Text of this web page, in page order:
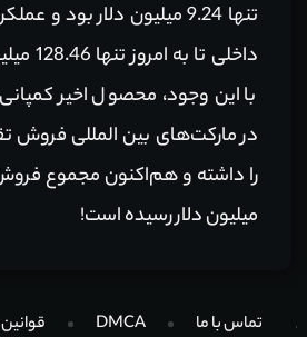
تنها 9.24 میلیون دلار بود و
داخلی
با این وجود، محصول اخیر
در مارکت‌های بین المللی فروش
میلیون دلار رسیده است!
تماس با ما DMCA قوانین